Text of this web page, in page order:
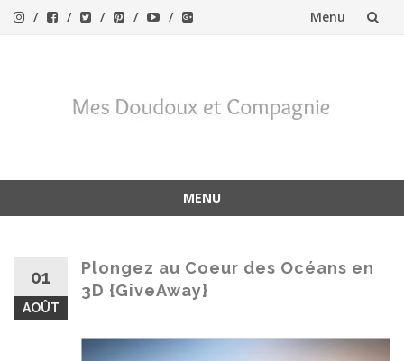
Menu
MENU
01
AOÛT
Plongez au Coeur des Océans en
3D {GiveAway}